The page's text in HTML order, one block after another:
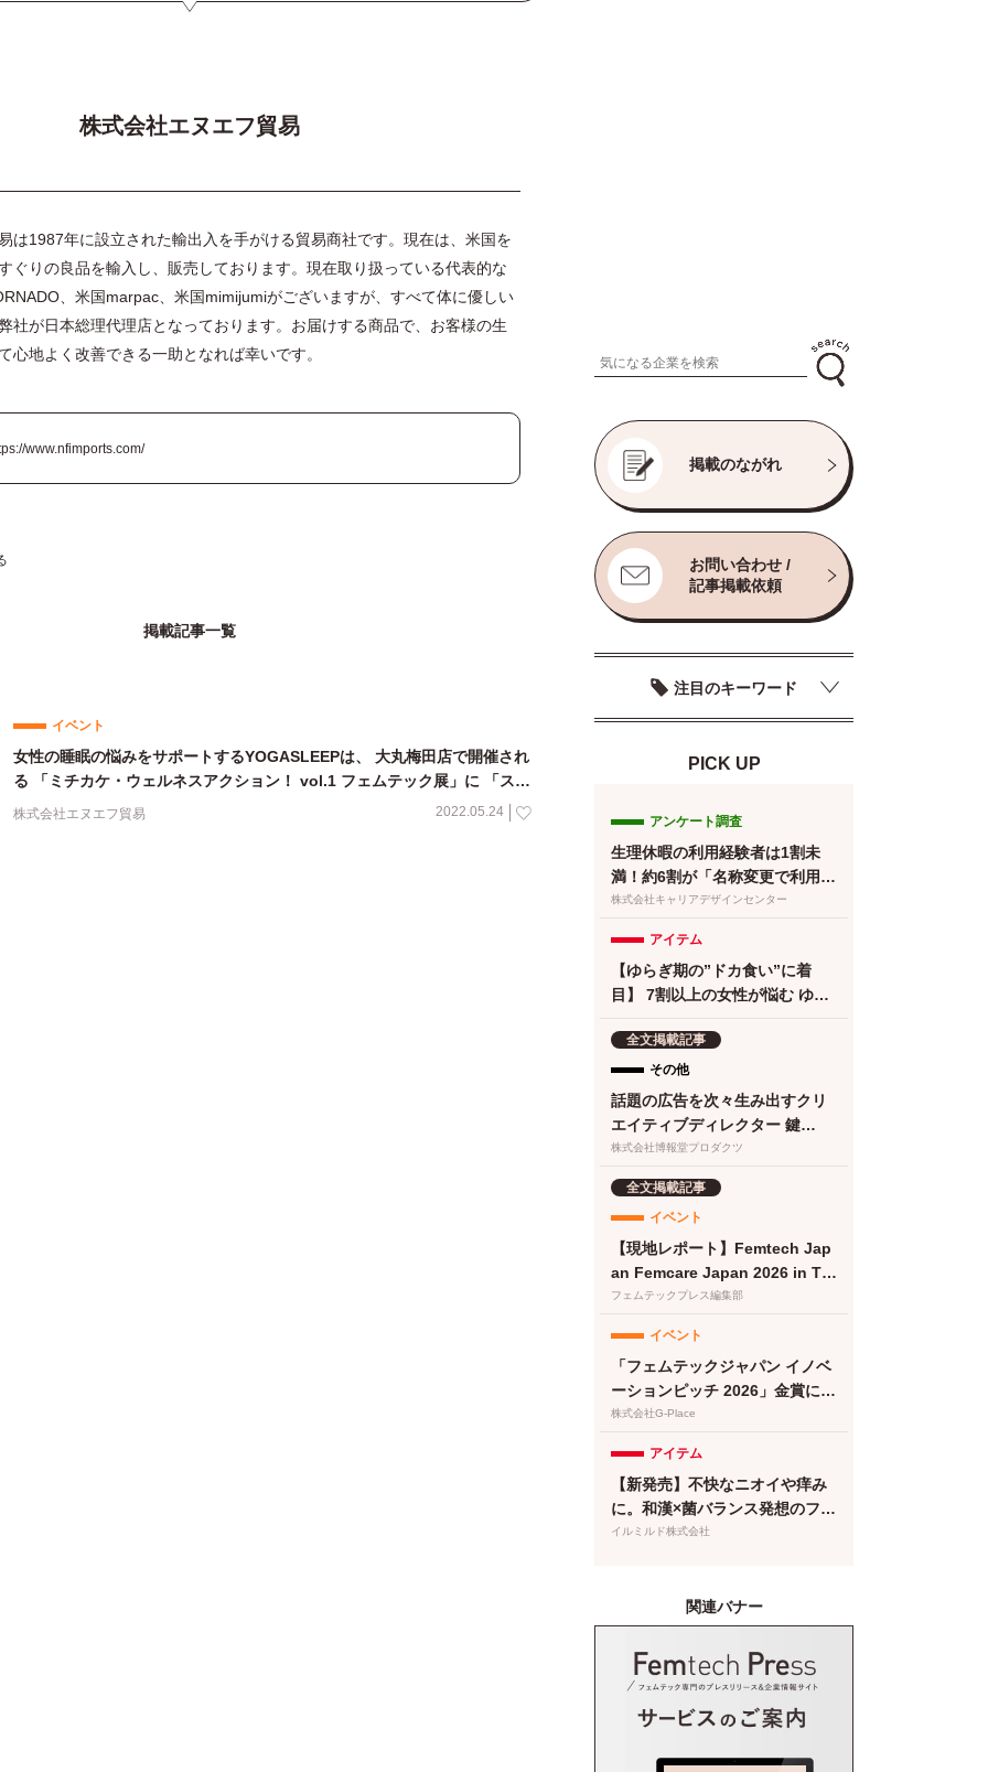
株式会社エヌエフ貿易
は1987年に設立された輸出入を手がける貿易商社です。現在は、米国を
ぐりの良品を輸入し、販売しております。現在取り扱っている代表的な
、米国marpac、米国mimijumiがございますが、すべて体に優しい
社が日本総理代理店となっております。お届けする商品で、お客様の生
心地よく改善できる一助となれば幸いです。
www.nfimports.com/
掲載記事一覧
イベント
女性の睡眠の悩みをサポートするYOGASLEEPは、 大丸梅田店で開催され
る 「ミチカケ・ウェルネスアクション！ vol.1 フェムテック展」に 「スリ
ープ・ミー」を出展
株式会社エヌエフ貿易 2022.05.24
掲載のながれ
お問い合わせ /
記事掲載依頼
注目のキーワード
PICK UP
アンケート調査
生理休暇の利用経験者は1割未
満！約6割が「名称変更で利用し
やすくなる」と回答／『女の転
ト【第134回】
株式会社キャリアデザインセンター
アイテム
【ゆらぎ期の”ドカ食い”に着
目】 7割以上の女性が悩む ゆら
リ『Calme（カルメ）』8月3日
新発売！
全文掲載記事
その他
話題の広告を次々生み出すクリ
エイティブディレクター 鍵
は“顧客化接点の設計・実
株式会社博報堂プロダクツ
全文掲載記事
イベント
【現地レポート】Femtech Jap
an Femcare Japan 2026 in TO
KYO｜フェムテックジャパン20
取り組みが集結
フェムテックプレス編集部
イベント
「フェムテックジャパン イノベ
ーションピッチ 2026」金賞に竹
繊維＆でんぷん由来吸収体の生
株式会社G-Place
アイテム
【新発売】不快なニオイや痒み
に。和漢×菌バランス発想のフェ
ムケア泡ソープが登場
イルミルド株式会社
関連バナー